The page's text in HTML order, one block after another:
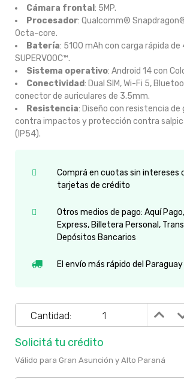
Cámara frontal : 5MP.
Procesador: Qualcomm®
Octa-core.
Batería: 5100 mAh con carga rápida de
SUPERVOOC™.
Sistema operativo: Android 14 con
Conectividad: Dual SIM, Wi-Fi 5,
conector de auriculares de 3.5mm.
Resistencia: Diseño con resistencia
contra impactos y protección contra
(IP54).
Comprá en cuotas sin intereses
tarjetas de crédito
Otros medios de pago: Aquí
Express, Billetera Personal,
Depósitos Bancarios
El envío más rápido del Paraguay
Cantidad:
Solicitá tu crédito
Válido para Gran Asunción y Alto Paraná